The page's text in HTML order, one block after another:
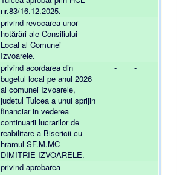
nr.83/16.12.2025.
privind revocarea unor
hotărâri ale Consiliului
Local al Comunei
Izvoarele.
- -
privind acordarea din
bugetul local pe anul 2026
al comunei Izvoarele,
judetul Tulcea a unui sprijin
financiar in vederea
continuarii lucrarilor de
reabilitare a Bisericii cu
hramul SF.M.MC
DIMITRIE-IZVOARELE.
- -
privind aprobarea
- -